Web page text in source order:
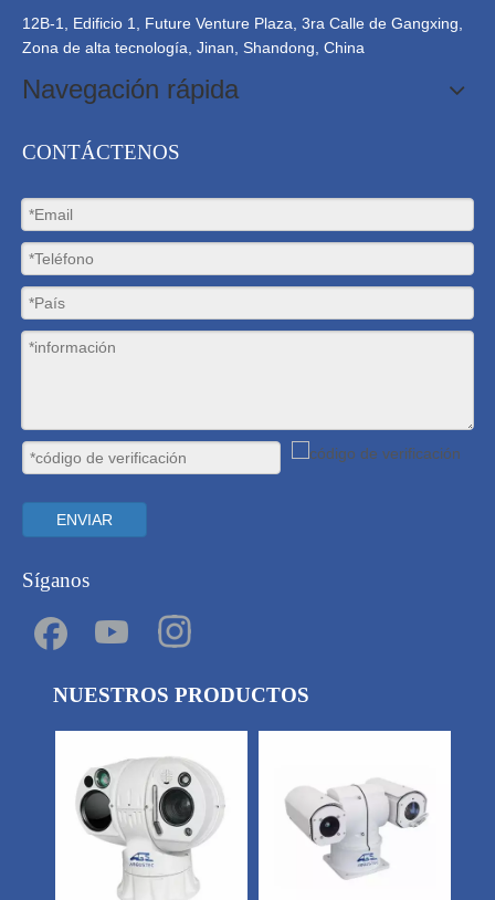
12B-1, Edificio 1, Future Venture Plaza, 3ra Calle de Gangxing,
Zona de alta tecnología, Jinan, Shandong, China
Navegación rápida
CONTÁCTENOS
ENVIAR
Síganos
NUESTROS PRODUCTOS